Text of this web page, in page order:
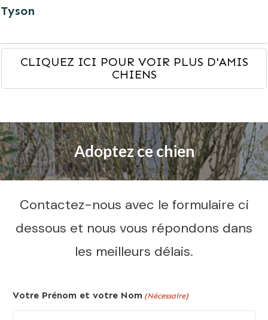
Tyson
CLIQUEZ ICI POUR VOIR PLUS D'AMIS
CHIENS
Adoptez ce chien
Contactez-nous avec le formulaire ci
dessous et nous vous répondons dans
les meilleurs délais.
Votre Prénom et votre Nom (Nécessaire)